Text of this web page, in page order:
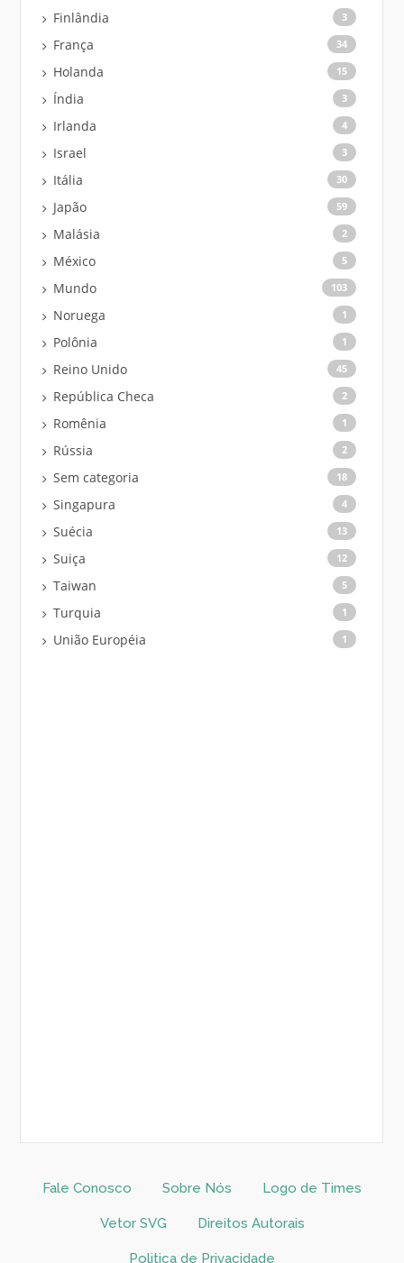
Finlândia 3
França 34
Holanda 15
Índia 3
Irlanda 4
Israel 3
Itália 30
Japão 59
Malásia 2
México 5
Mundo 103
Noruega 1
Polônia 1
Reino Unido 45
República Checa 2
Romênia 1
Rússia 2
Sem categoria 18
Singapura 4
Suécia 13
Suiça 12
Taiwan 5
Turquia 1
União Européia 1
Fale Conosco Sobre Nós Logo de Times
Vetor SVG Direitos Autorais
Politica de Privacidade